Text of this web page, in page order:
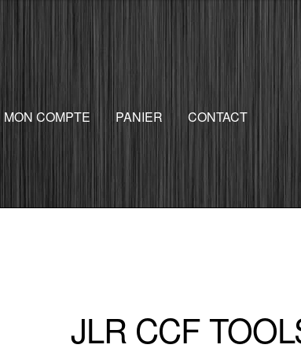
MON COMPTE PANIER CONTACT
JLR CCF